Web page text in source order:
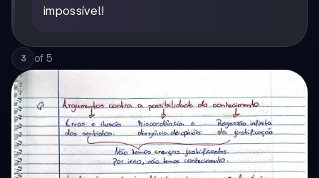
impossível!
3 of 5